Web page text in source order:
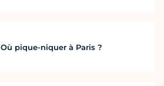
Où pique-niquer à Paris ?